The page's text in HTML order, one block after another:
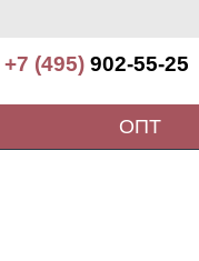
+7 (495) 902-55-25
ОПТ